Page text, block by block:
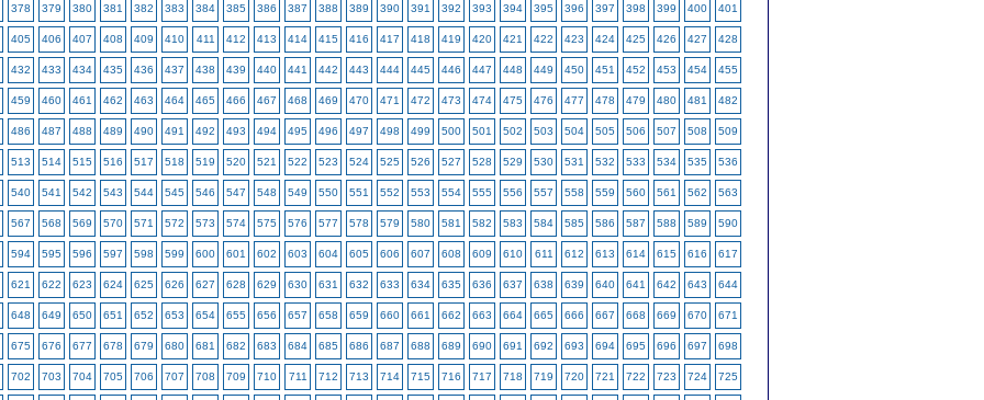
378 379 380 381 382 383 384 385 386 387 388 389 390 391 392 393 394 395 396 397 398 399 400 401
405 406 407 408 409 410 411 412 413 414 415 416 417 418 419 420 421 422 423 424 425 426 427 428
432 433 434 435 436 437 438 439 440 441 442 443 444 445 446 447 448 449 450 451 452 453 454 455
459 460 461 462 463 464 465 466 467 468 469 470 471 472 473 474 475 476 477 478 479 480 481 482
486 487 488 489 490 491 492 493 494 495 496 497 498 499 500 501 502 503 504 505 506 507 508 509
513 514 515 516 517 518 519 520 521 522 523 524 525 526 527 528 529 530 531 532 533 534 535 536
540 541 542 543 544 545 546 547 548 549 550 551 552 553 554 555 556 557 558 559 560 561 562 563
567 568 569 570 571 572 573 574 575 576 577 578 579 580 581 582 583 584 585 586 587 588 589 590
594 595 596 597 598 599 600 601 602 603 604 605 606 607 608 609 610 611 612 613 614 615 616 617
621 622 623 624 625 626 627 628 629 630 631 632 633 634 635 636 637 638 639 640 641 642 643 644
648 649 650 651 652 653 654 655 656 657 658 659 660 661 662 663 664 665 666 667 668 669 670 671
675 676 677 678 679 680 681 682 683 684 685 686 687 688 689 690 691 692 693 694 695 696 697 698
702 703 704 705 706 707 708 709 710 711 712 713 714 715 716 717 718 719 720 721 722 723 724 725